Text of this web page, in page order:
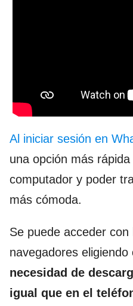
Al iniciar sesión en
una opción más
computador y poder
más cómoda.
Se puede acceder
navegadores
necesidad de
igual que en el